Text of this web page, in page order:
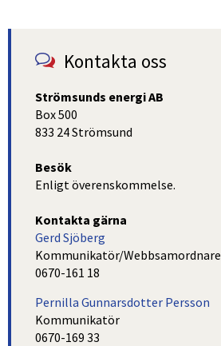
Kontakta oss
Strömsunds energi AB
Box 500
833 24 Strömsund
Besök
Enligt överenskommelse.
Kontakta gärna
Gerd Sjöberg
Kommunikatör/Webbsamordnare
0670-161 18
Pernilla Gunnarsdotter Persson
Kommunikatör
0670-169 33